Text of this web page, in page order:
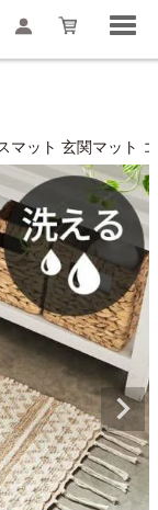
らせ
マット 玄関マット